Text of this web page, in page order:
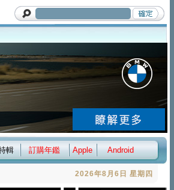
輯 訂購年鑑 Apple Android
2026年8月6日 星期四